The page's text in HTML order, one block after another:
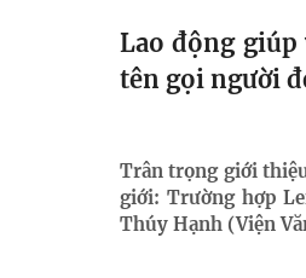
Lao động
tên gọi người
Trân trọng giới
giới: Trường hợp
Thúy Hạnh (Viện